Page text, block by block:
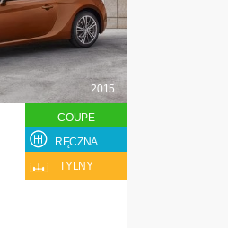
2015
COUPE
RĘCZNA
TYLNY